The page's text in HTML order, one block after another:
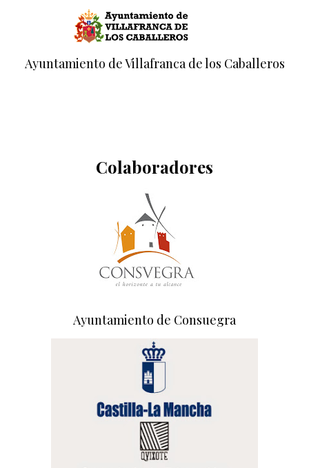
Ayuntamiento de Villafranca de los Caballeros
Colaboradores
Ayuntamiento de Consuegra